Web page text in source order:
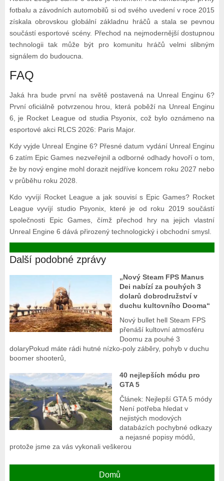
fotbalu a závodních automobilů si od svého uvedení v roce 2015
získala obrovskou globální základnu hráčů a stala se pevnou
součástí esportové scény. Přechod na nejmodernější dostupnou
technologii tak může být pro komunitu hráčů velmi slibným
signálem do budoucna.
FAQ
Jaká hra bude první na světě postavená na Unreal Enginu 6?
První oficiálně potvrzenou hrou, která poběží na Unreal Enginu
6, je Rocket League od studia Psyonix, což bylo oznámeno na
esportové akci RLCS 2026: Paris Major.
Kdy vyjde Unreal Engine 6? Přesné datum vydání Unreal Enginu
6 zatím Epic Games nezveřejnil a odborné odhady hovoří o tom,
že by nový engine mohl dorazit nejdříve koncem roku 2027 nebo
v průběhu roku 2028.
Kdo vyvíjí Rocket League a jak souvisí s Epic Games? Rocket
League vyvíjí studio Psyonix, které je od roku 2019 součástí
společnosti Epic Games, čímž přechod hry na jejich vlastní
Unreal Engine 6 dává přirozený technologický i obchodní smysl.
Další podobné zprávy
„Nový Steam FPS Manus
Dei nabízí za pouhých 3
dolarů dobrodružství v
duchu kultovního Dooma“
Nový bullet hell Steam FPS
přenáší kultovní atmosféru
Doomu za pouhé 3
dolaryPokud máte rádi hutné nízko-poly záběry, pohyb v duchu
boomer shooterů,
40 nejlepších módu pro
GTA 5
Článek: Nejlepší GTA 5 módy
Není potřeba hledat v
nejistých modových
databázích pochybné odkazy
a nejasné popisy módů,
protože jsme za vás vykonali veškerou
Domů